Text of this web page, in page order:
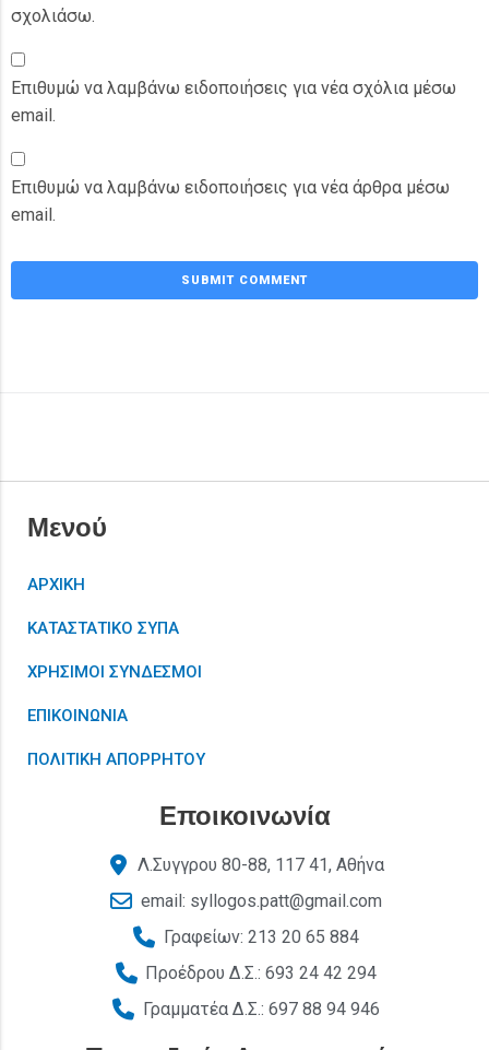
σχολιάσω.
Επιθυμώ να λαμβάνω ειδοποιήσεις για νέα σχόλια μέσω
email.
Επιθυμώ να λαμβάνω ειδοποιήσεις για νέα άρθρα μέσω
email.
Μενού
ΑΡΧΙΚΗ
ΚΑΤΑΣΤΑΤΙΚΟ ΣΥΠΑ
ΧΡΗΣΙΜΟΙ ΣΥΝΔΕΣΜΟΙ
ΕΠΙΚΟΙΝΩΝΙΑ
ΠΟΛΙΤΙΚΗ ΑΠΟΡΡΗΤΟΥ
Εποικοινωνία
Λ.Συγγρου 80-88, 117 41, Αθήνα
email: syllogos.patt@gmail.com
Γραφείων: 213 20 65 884
Προέδρου Δ.Σ.: 693 24 42 294
Γραμματέα Δ.Σ.: 697 88 94 946